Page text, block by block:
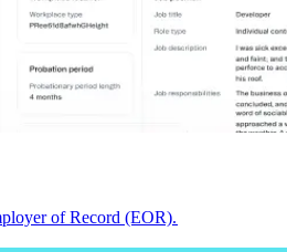
of Record (EOR).​​